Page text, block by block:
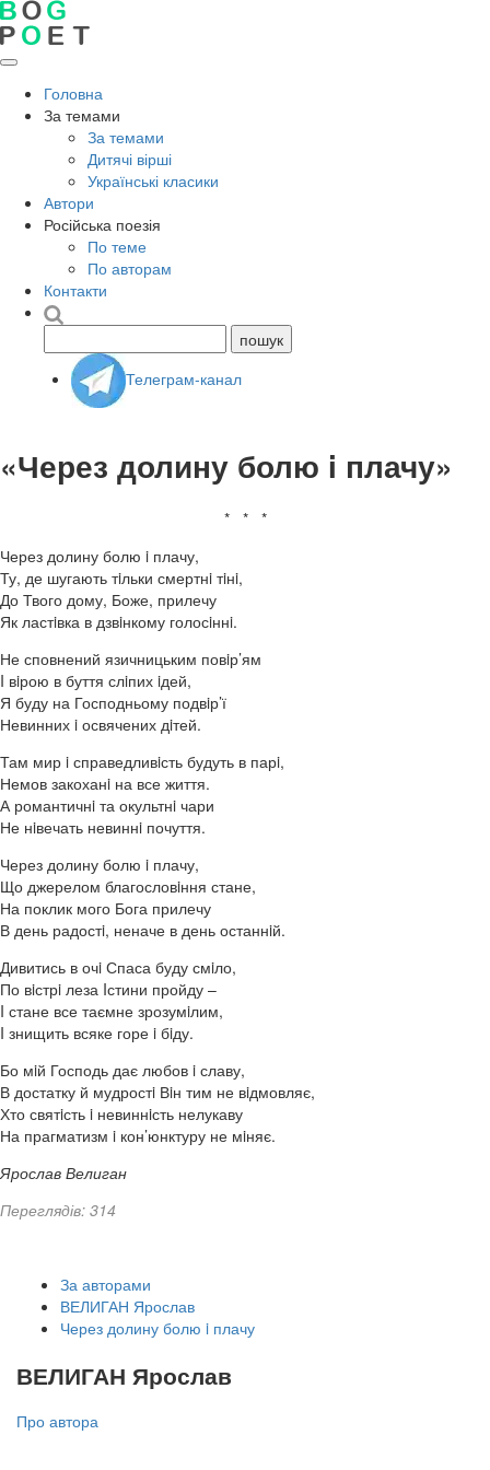
Головна
За темами
За темами
Дитячі вірші
Українські класики
Автори
Російська поезія
По теме
По авторам
Контакти
Телеграм-канал
«Через долину болю i плачу»
* * *
Через долину болю i плачу,
Ту, де шугають тiльки смертнi тiнi,
До Твого дому, Боже, прилечу
Як ластiвка в дзвiнкому голосiннi.
Не сповнений язичницьким повiр’ям
I вiрою в буття слiпих iдей,
Я буду на Господньому подвiр’ї
Невинних i освячених дiтей.
Там мир i справедливiсть будуть в парi,
Немов закоханi на все життя.
А романтичнi та окультнi чари
Не нiвечать невиннi почуття.
Через долину болю i плачу,
Що джерелом благословiння стане,
На поклик мого Бога прилечу
В день радостi, неначе в день останнiй.
Дивитись в очi Спаса буду смiло,
По вiстрi леза Iстини пройду –
I стане все таємне зрозумiлим,
I знищить всяке горе i бiду.
Бо мiй Господь дає любов i славу,
В достатку й мудростi Вiн тим не вiдмовляє,
Хто святiсть i невиннiсть нелукаву
На прагматизм i кон’юнктуру не мiняє.
Ярослав Велиган
Переглядів: 314
За авторами
ВЕЛИГАН Ярослав
Через долину болю i плачу
ВЕЛИГАН Ярослав
Про автора